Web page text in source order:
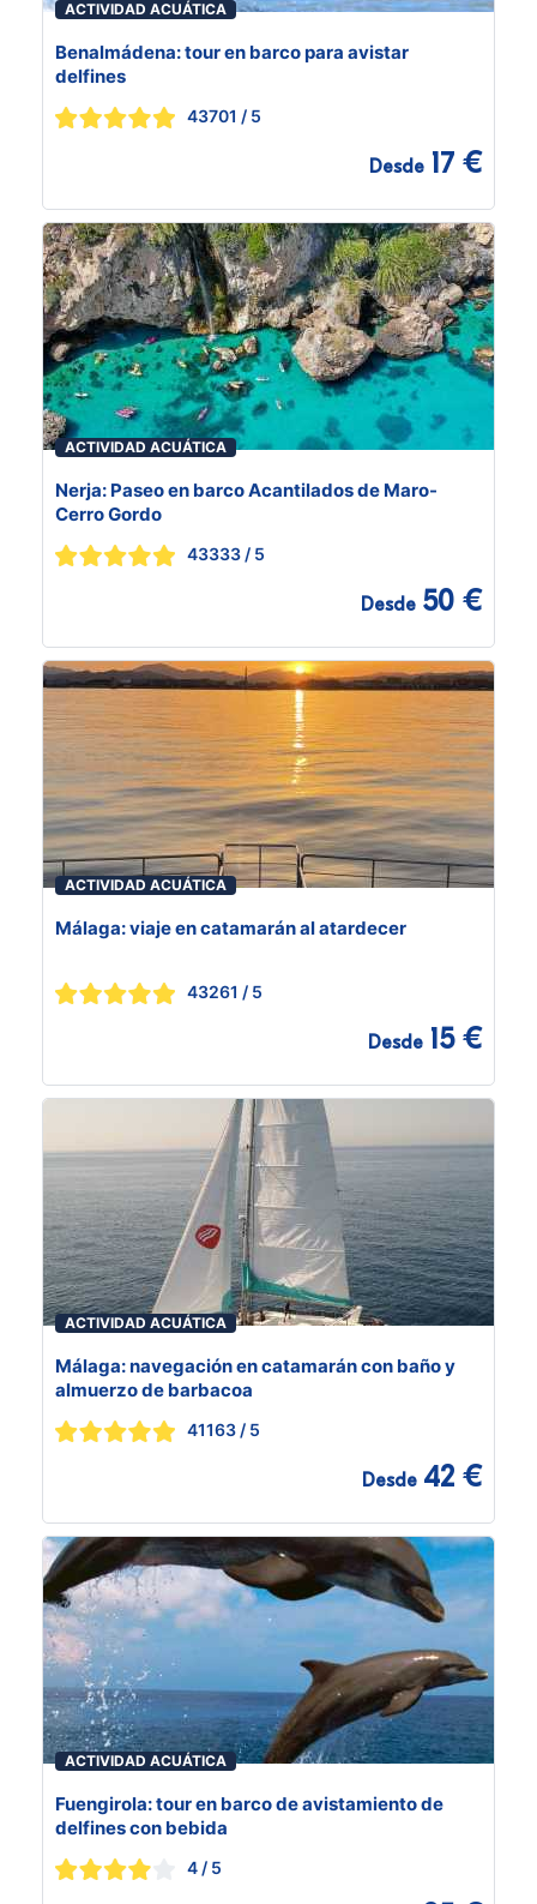
ACTIVIDAD ACUÁTICA
Benalmádena: tour en barco para avistar
delfines
43701 / 5
Desde 17 €
ACTIVIDAD ACUÁTICA
Nerja: Paseo en barco Acantilados de Maro-
Cerro Gordo
43333 / 5
Desde 50 €
ACTIVIDAD ACUÁTICA
Málaga: viaje en catamarán al atardecer
43261 / 5
Desde 15 €
ACTIVIDAD ACUÁTICA
Málaga: navegación en catamarán con baño y
almuerzo de barbacoa
41163 / 5
Desde 42 €
ACTIVIDAD ACUÁTICA
Fuengirola: tour en barco de avistamiento de
delfines con bebida
4 / 5